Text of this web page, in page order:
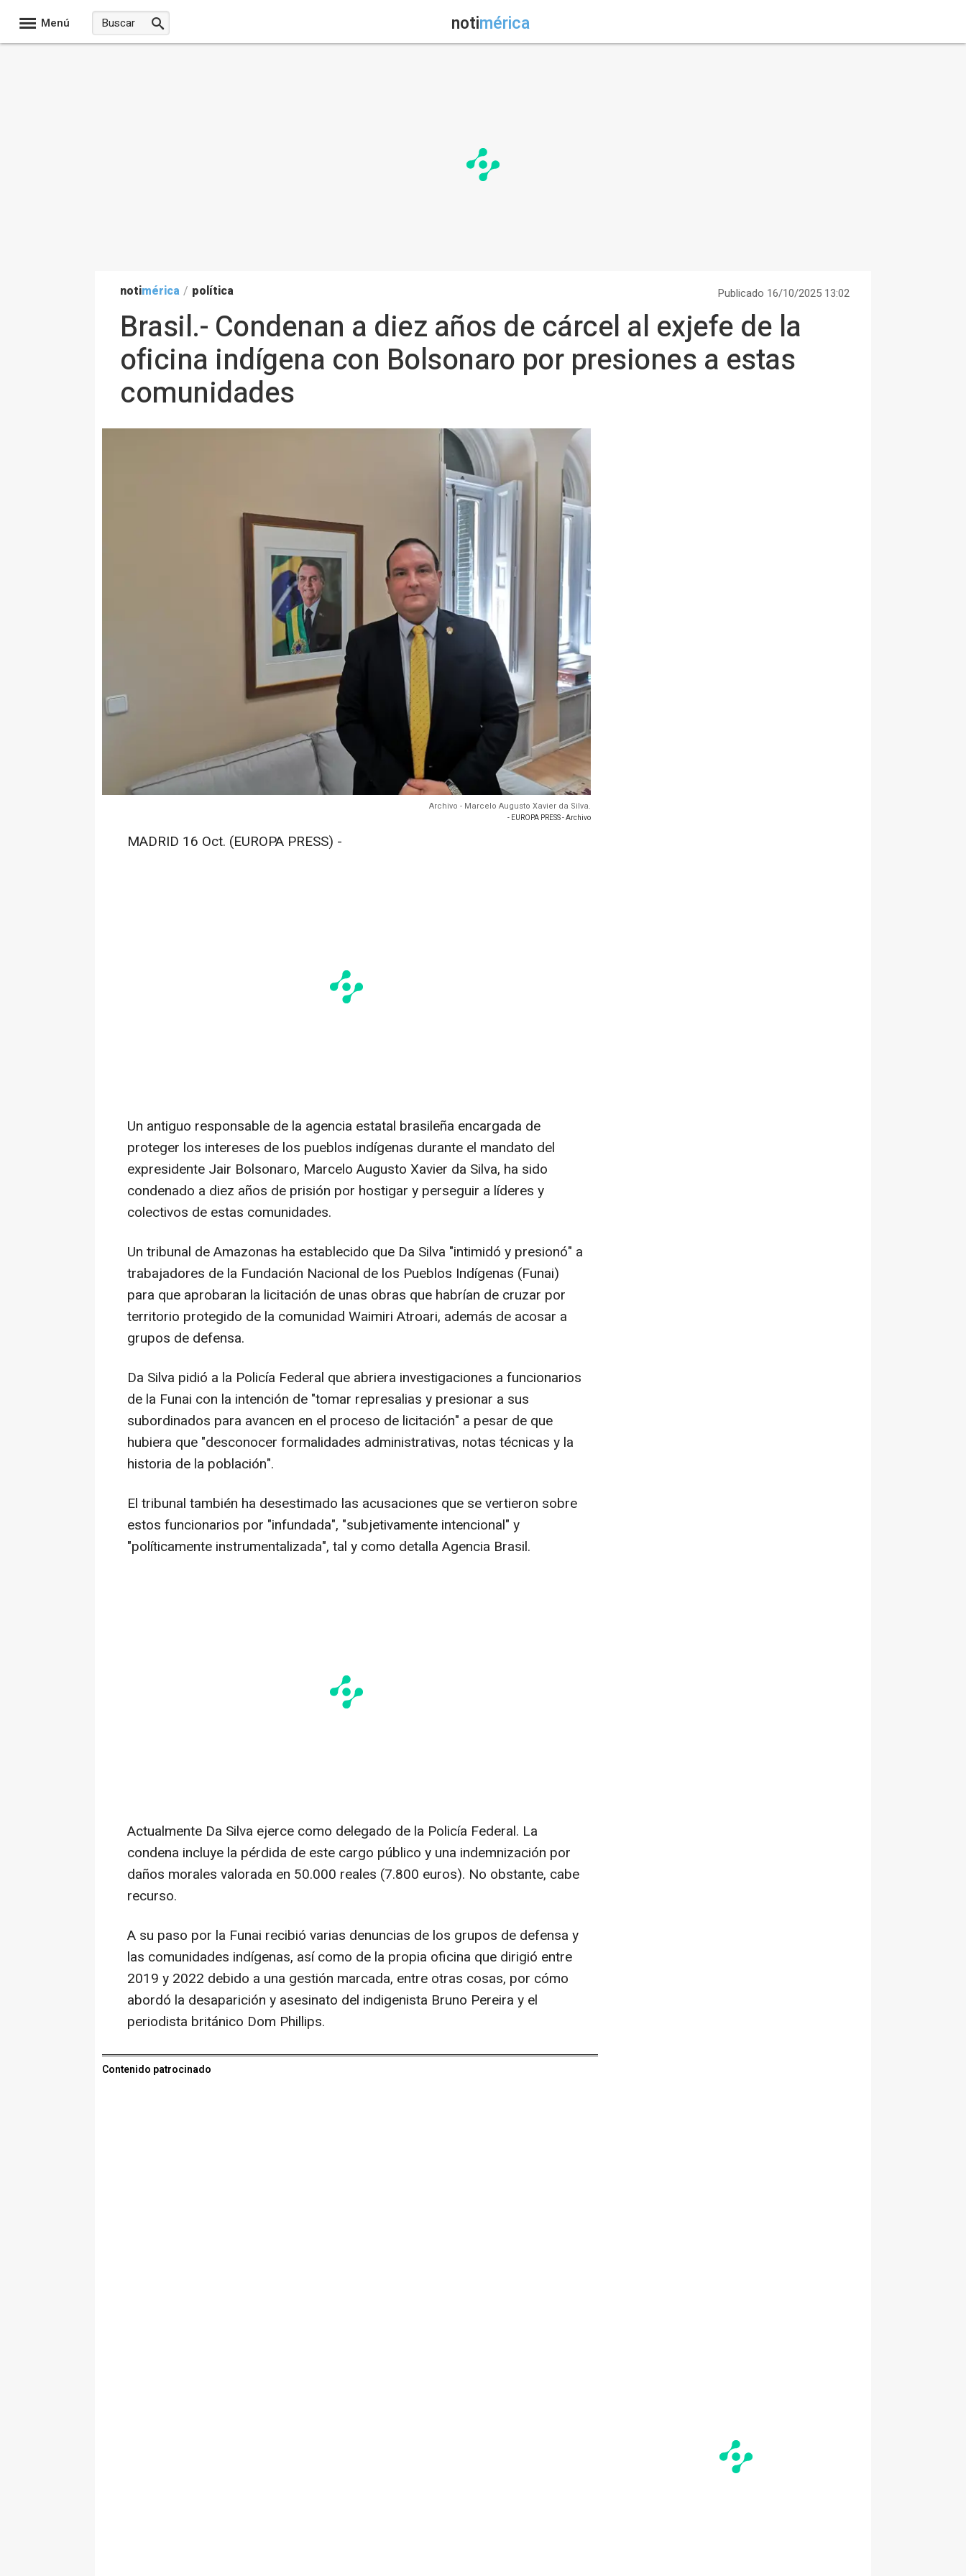
Menú notimérica
notimérica / política Publicado 16/10/2025 13:02
Brasil.- Condenan a diez años de cárcel al exjefe de la
oficina indígena con Bolsonaro por presiones a estas
comunidades
Archivo - Marcelo Augusto Xavier da Silva.
- EUROPA PRESS - Archivo
MADRID 16 Oct. (EUROPA PRESS) -
Un antiguo responsable de la agencia estatal brasileña encargada de
proteger los intereses de los pueblos indígenas durante el mandato del
expresidente Jair Bolsonaro, Marcelo Augusto Xavier da Silva, ha sido
condenado a diez años de prisión por hostigar y perseguir a líderes y
colectivos de estas comunidades.
Un tribunal de Amazonas ha establecido que Da Silva "intimidó y presionó" a
trabajadores de la Fundación Nacional de los Pueblos Indígenas (Funai)
para que aprobaran la licitación de unas obras que habrían de cruzar por
territorio protegido de la comunidad Waimiri Atroari, además de acosar a
grupos de defensa.
Da Silva pidió a la Policía Federal que abriera investigaciones a funcionarios
de la Funai con la intención de "tomar represalias y presionar a sus
subordinados para avancen en el proceso de licitación" a pesar de que
hubiera que "desconocer formalidades administrativas, notas técnicas y la
historia de la población".
El tribunal también ha desestimado las acusaciones que se vertieron sobre
estos funcionarios por "infundada", "subjetivamente intencional" y
"políticamente instrumentalizada", tal y como detalla Agencia Brasil.
Actualmente Da Silva ejerce como delegado de la Policía Federal. La
condena incluye la pérdida de este cargo público y una indemnización por
daños morales valorada en 50.000 reales (7.800 euros). No obstante, cabe
recurso.
A su paso por la Funai recibió varias denuncias de los grupos de defensa y
las comunidades indígenas, así como de la propia oficina que dirigió entre
2019 y 2022 debido a una gestión marcada, entre otras cosas, por cómo
abordó la desaparición y asesinato del indigenista Bruno Pereira y el
periodista británico Dom Phillips.
Contenido patrocinado